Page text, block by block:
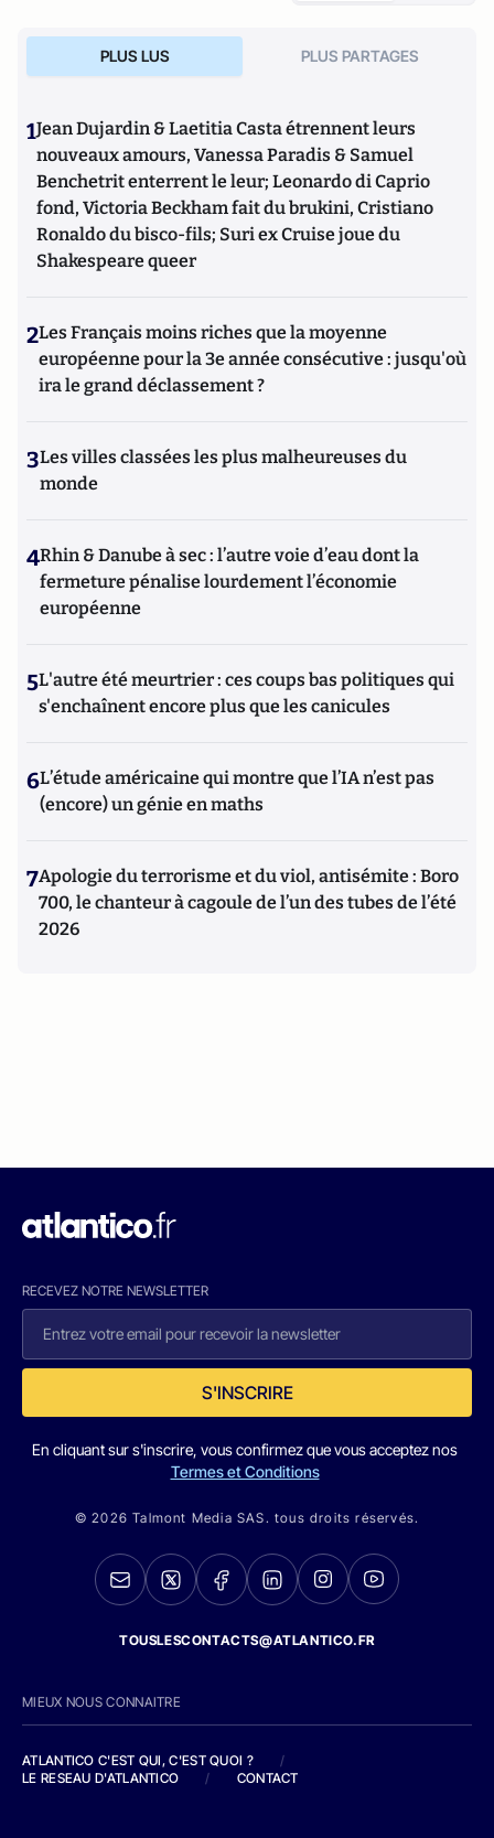
PLUS LUS PLUS PARTAGES
1Jean Dujardin & Laetitia Casta étrennent leurs
nouveaux amours, Vanessa Paradis & Samuel
Benchetrit enterrent le leur; Leonardo di Caprio
fond, Victoria Beckham fait du brukini, Cristiano
Ronaldo du bisco-fils; Suri ex Cruise joue du
Shakespeare queer
2Les Français moins riches que la moyenne
européenne pour la 3e année consécutive : jusqu'où
ira le grand déclassement ?
3Les villes classées les plus malheureuses du
monde
4Rhin & Danube à sec : l’autre voie d’eau dont la
fermeture pénalise lourdement l’économie
européenne
5L'autre été meurtrier : ces coups bas politiques qui
s'enchaînent encore plus que les canicules
6L’étude américaine qui montre que l’IA n’est pas
(encore) un génie en maths
7Apologie du terrorisme et du viol, antisémite : Boro
700, le chanteur à cagoule de l’un des tubes de l’été
2026
RECEVEZ NOTRE NEWSLETTER
S'INSCRIRE
En cliquant sur s'inscrire, vous confirmez que vous acceptez nos
Termes et Conditions
© 2026 Talmont Media SAS. tous droits réservés.
TOUSLESCONTACTS@ATLANTICO.FR
MIEUX NOUS CONNAITRE
ATLANTICO C'EST QUI, C'EST QUOI ?
/
LE RESEAU D'ATLANTICO
/ CONTACT